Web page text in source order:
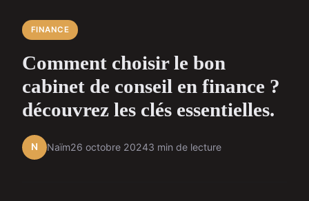
FINANCE
Comment choisir le bon
cabinet de conseil en finance ?
découvrez les clés essentielles.
N Naïm26 octobre 20243 min de lecture